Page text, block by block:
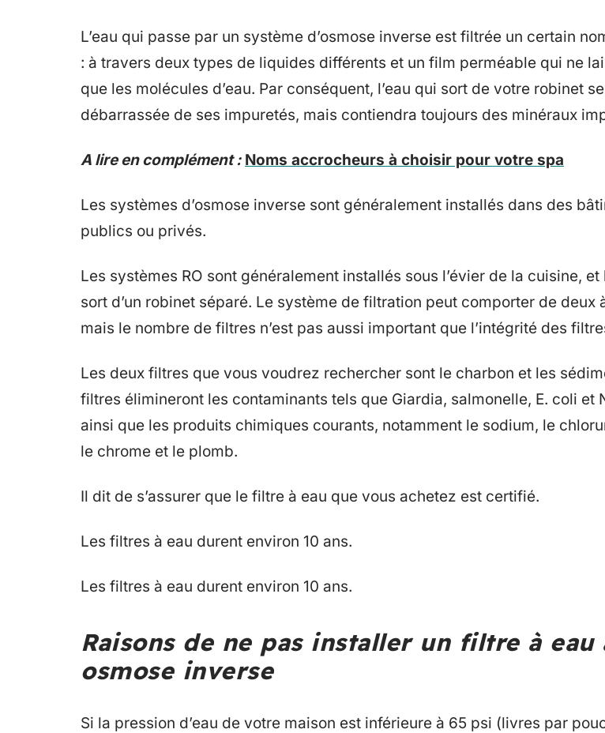
L’eau qui passe par un système d’osmose inverse est filtrée un certain
: à travers deux types de liquides différents et un film perméable qui ne
que les molécules d’eau. Par conséquent, l’eau qui sort de votre robinet
débarrassée de ses impuretés, mais contiendra toujours des minéraux
A lire en complément : Noms accrocheurs à choisir pour votre spa
Les systèmes d’osmose inverse sont généralement installés dans des
publics ou privés.
Les systèmes RO sont généralement installés sous l’évier de la cuisine, et
sort d’un robinet séparé. Le système de filtration peut comporter de deux
mais le nombre de filtres n’est pas aussi important que l’intégrité des
Les deux filtres que vous voudrez rechercher sont le charbon et les
filtres élimineront les contaminants tels que Giardia, salmonelle, E. coli et
ainsi que les produits chimiques courants, notamment le sodium, le
le chrome et le plomb.
Il dit de s’assurer que le filtre à eau que vous achetez est certifié.
Les filtres à eau durent environ 10 ans.
Les filtres à eau durent environ 10 ans.
Raisons de ne pas installer un filtre à eau
osmose inverse
Si la pression d’eau de votre maison est inférieure à 65 psi (livres par